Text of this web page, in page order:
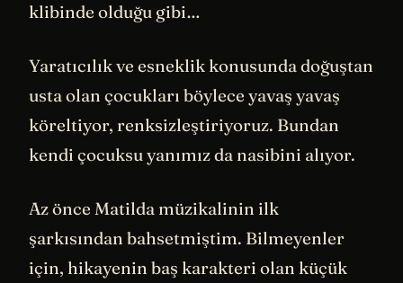
klibinde olduğu gibi…
Yaratıcılık ve esneklik konusunda doğuştan
usta olan çocukları böylece yavaş yavaş
köreltiyor, renksizleştiriyoruz. Bundan
kendi çocuksu yanımız da nasibini alıyor.
Az önce Matilda müzikalinin ilk
şarkısından bahsetmiştim. Bilmeyenler
için, hikayenin baş karakteri olan küçük